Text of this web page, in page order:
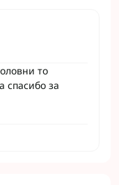
то
спасибо за